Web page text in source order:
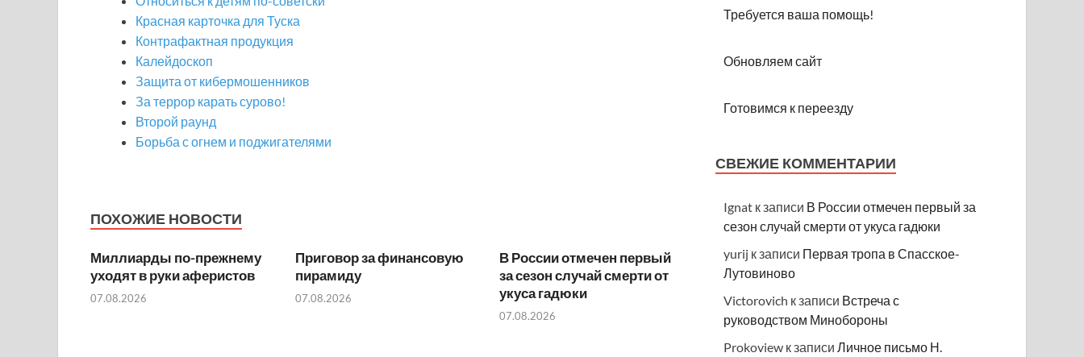
Красная карточка для Туска
Контрафактная продукция
Калейдоскоп
Защита от кибермошенников
За террор карать сурово!
Второй раунд
Борьба с огнем и поджигателями
ПОХОЖИЕ НОВОСТИ
Миллиарды по-прежнему
уходят в руки аферистов
07.08.2026
Приговор за финансовую
пирамиду
07.08.2026
В России отмечен первый
за сезон случай смерти от
укуса гадюки
07.08.2026
Требуется ваша помощь!
Обновляем сайт
Готовимся к переезду
СВЕЖИЕ КОММЕНТАРИИ
Ignat к записи В России отмечен первый за
сезон случай смерти от укуса гадюки
yurij к записи Первая тропа в Спасское-
Лутовиново
Victorovich к записи Встреча с
руководством Минобороны
Prokoview к записи Личное письмо Н.